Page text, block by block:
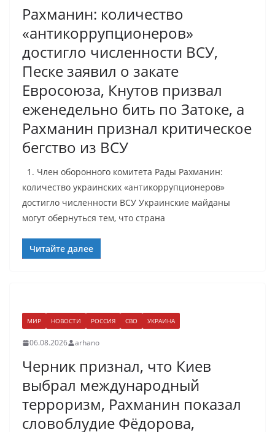
Рахманин: количество
«антикоррупционеров»
достигло численности ВСУ,
Песке заявил о закате
Евросоюза, Кнутов призвал
еженедельно бить по Затоке, а
Рахманин признал критическое
бегство из ВСУ
1. Член оборонного комитета Рады Рахманин:
количество украинских «антикоррупционеров»
достигло численности ВСУ Украинские майданы
могут обернуться тем, что страна
Читайте далее
МИР НОВОСТИ РОССИЯ СВО УКРАИНА
06.08.2026 arhano
Черник признал, что Киев
выбрал международный
терроризм, Рахманин показал
словоблудие Фёдорова,